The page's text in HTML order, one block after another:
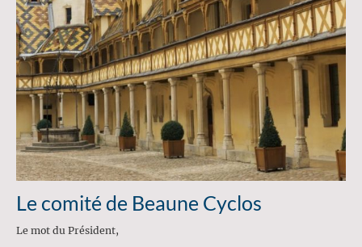
Le comité de Beaune Cyclos
Le mot du Président,